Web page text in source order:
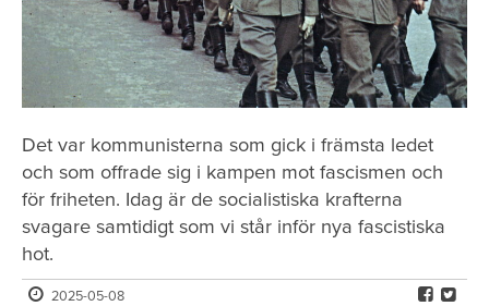
Det var kommunisterna som gick i främsta ledet
och som offrade sig i kampen mot fascismen och
för friheten. Idag är de socialistiska krafterna
svagare samtidigt som vi står inför nya fascistiska
hot.
2025-05-08